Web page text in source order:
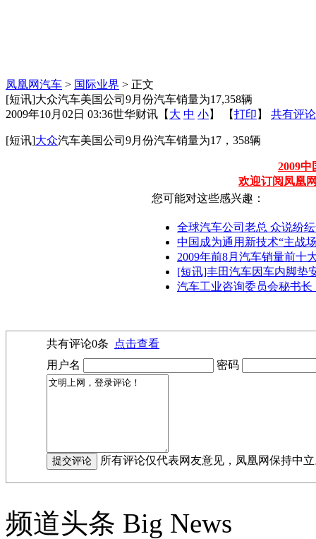
凤凰网汽车 > 国际业界 > 正文
[短讯]大众汽车美国公司9月份汽车销量为17,358辆
2009年10月02日 03:36世华财讯 【 大 中 小】 【打印 】 共有评论
[短讯]大众汽车美国公司9月份汽车销量为17，358辆
2009
欢迎订阅凤凰
您可能对这些感兴趣：
全球汽车公司老总 众说纷
中国成为通用新技术“主战
2009年前8月汽车销量前十
[短讯]丰田汽车因车内脚垫
汽车工业咨询委员会秘书长
共有评论0条
点击查看
用户名
密码
所有评论仅代表网友意见，凤凰网保持中
频道头条 Big News